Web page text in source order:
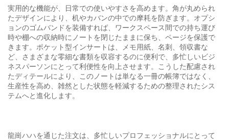
実用的な機能が、日常での使いやすさを高めます。角が丸められ
たデザインにより、机やカバンの中での摩耗を防ぎます。オプシ
ョンのゴムバンドを装備すれば、ワークスペース間での持ち運び
時や棚への収納時にノートを閉じたままに保ち、ページを保護で
きます。ポケット型インサートは、メモ用紙、名刺、領収書な
ど、さまざまな零細な書類を収容するのに便利で、多忙しいビジ
ネスパーソンにとって利便性を向上させます。こうした配慮され
たディテールにより、このノートは単なる一冊の帳簿ではなく、
生産性を高め、雑然とした状態を軽減するための整理されたシス
テムへと進化します。
龍崗ハハを通じた注文は、多忙しいプロフェッショナルにとって